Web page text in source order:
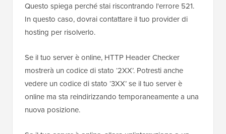
Questo spiega perché stai riscontrando l'errore 521.
In questo caso, dovrai contattare il tuo provider di
hosting per risolverlo.
Se il tuo server è online, HTTP Header Checker
mostrerà un codice di stato ‘2XX’. Potresti anche
vedere un codice di stato ‘3XX’ se il tuo server è
online ma sta reindirizzando temporaneamente a una
nuova posizione.